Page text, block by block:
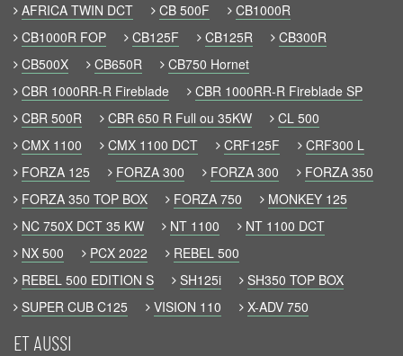
AFRICA TWIN DCT
CB 500F
CB1000R
CB1000R FOP
CB125F CB125R
CB300R
CB500X
CB650R
CB750 Hornet
CBR 1000RR-R Fireblade
CBR 1000RR-R Fireblade SP
CBR 500R
CBR 650 R Full ou 35KW
CL 500
CMX 1100
CMX 1100 DCT CRF125F
CRF300 L
FORZA 125
FORZA 300 FORZA 300
FORZA 350
FORZA 350 TOP BOX
FORZA 750
MONKEY 125
NC 750X DCT 35 KW
NT 1100
NT 1100 DCT
NX 500
PCX 2022
REBEL 500
REBEL 500 EDITION S
SH125i
SH350 TOP BOX
SUPER CUB C125
VISION 110 X-ADV 750
ET AUSSI